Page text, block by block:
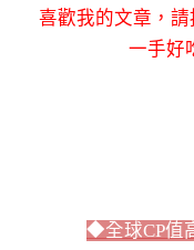
喜歡我的文章，
一手好
◆全球CP值